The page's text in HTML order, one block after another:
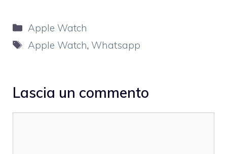
Categorie
Apple Watch
Tag
Apple Watch, Whatsapp
Lascia un commento